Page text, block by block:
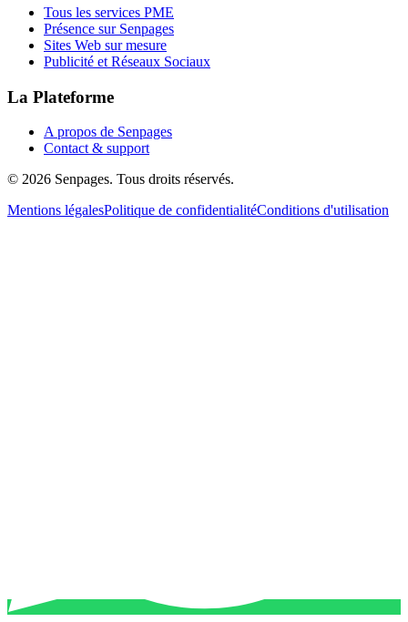
Tous les services PME
Présence sur Senpages
Sites Web sur mesure
Publicité et Réseaux Sociaux
La Plateforme
A propos de Senpages
Contact & support
© 2026 Senpages. Tous droits réservés.
Mentions légalesPolitique de confidentialitéConditions d'utilisation